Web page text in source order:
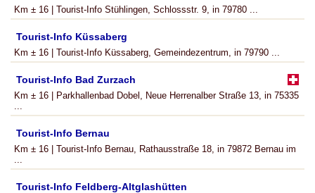
Km ± 16 | Tourist-Info Stühlingen, Schlossstr. 9, in 79780 ...
Tourist-Info Küssaberg
Km ± 16 | Tourist-Info Küssaberg, Gemeindezentrum, in 79790 ...
Tourist-Info Bad Zurzach
Km ± 16 | Parkhallenbad Dobel, Neue Herrenalber Straße 13, in 75335
...
Tourist-Info Bernau
Km ± 16 | Tourist-Info Bernau, Rathausstraße 18, in 79872 Bernau im
...
Tourist-Info Feldberg-Altglashütten